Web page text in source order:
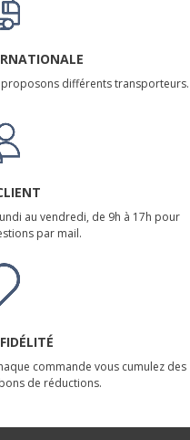
différents transporteurs.
au vendredi, de 9h à 17h pour
par mail.
commande vous cumulez des
de réductions.